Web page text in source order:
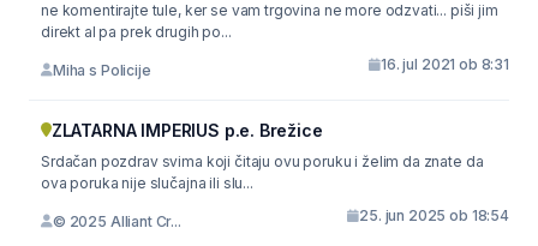
ne komentirajte tule, ker se vam trgovina ne more odzvati... piši jim
direkt al pa prek drugih po...
Miha s Policije 16. jul 2021 ob 8:31
ZLATARNA IMPERIUS p.e. Brežice
Srdačan pozdrav svima koji čitaju ovu poruku i želim da znate da
ova poruka nije slučajna ili slu...
© 2025 Alliant Cr... 25. jun 2025 ob 18:54